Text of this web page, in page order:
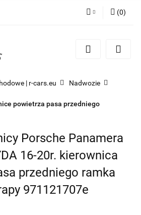
Zarejestruj się
(0)
| r-cars.eu Nadwozie
powietrza pasa przedniego
Porsche Panamera
16-20r. kierownica
przedniego ramka
971121707e